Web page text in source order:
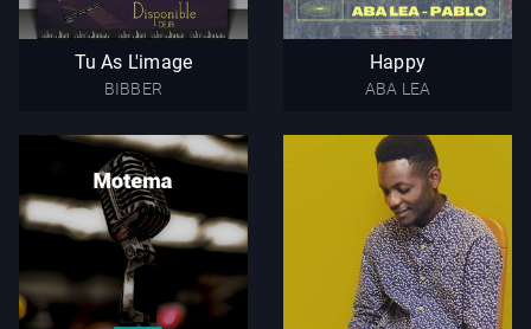
Tu As L'image
BIBBER
Tu As L'image
BIBBER
Happy
ABA LEA
Happy
ABA LEA